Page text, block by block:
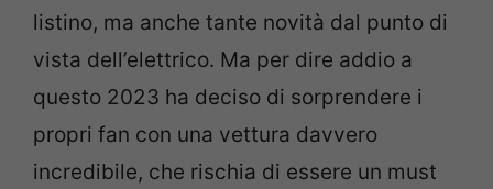
listino, ma anche tante novità dal punto di
vista dell’elettrico. Ma per dire addio a
questo 2023 ha deciso di sorprendere i
propri fan con una vettura davvero
incredibile, che rischia di essere un must